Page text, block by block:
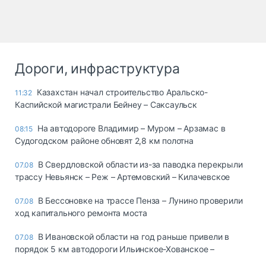
Дороги, инфраструктура
11:32 Казахстан начал строительство Аральско-
Каспийской магистрали Бейнеу – Саксаульск
08:15 На автодороге Владимир – Муром – Арзамас в
Судогодском районе обновят 2,8 км полотна
07.08 В Свердловской области из-за паводка перекрыли
трассу Невьянск – Реж – Артемовский – Килачевское
07.08 В Бессоновке на трассе Пенза – Лунино проверили
ход капитального ремонта моста
07.08 В Ивановской области на год раньше привели в
порядок 5 км автодороги Ильинское-Хованское –